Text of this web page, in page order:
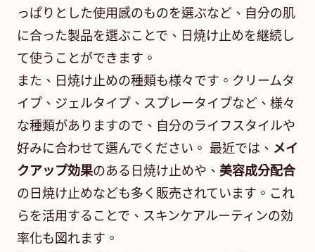
っぱりとした使用感のものを選ぶなど、自分の肌
に合った製品を選ぶことで、日焼け止めを継続し
て使うことができます。
また、日焼け止めの種類も様々です。クリームタ
イプ、ジェルタイプ、スプレータイプなど、様々
な種類がありますので、自分のライフスタイルや
好みに合わせて選んでください。 最近では、 メイ
クアップ効果のある日焼け止めや、 美容成分配合
の日焼け止めなども多く販売されています。これ
らを活用することで、スキンケアルーティンの効
率化も図れます。